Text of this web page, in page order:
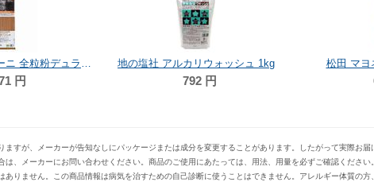
創健社 ジロロモーニ 全粒粉デュラム小麦 有機スパゲッティ 500g
円
地の塩社 アルカリウォッシュ 1kg
792 円
松田 マヨ
すが、メーカーが告知なしにパッケージまたは成分を変更することがあります。したがって実際お
、メーカーにお問い合わせください。商品のご使用にあたっては、用法、用量を必ずご確認くださ
りません。この商品情報は病気を治すための自己診断に使うことはできません。アレルギー体質の